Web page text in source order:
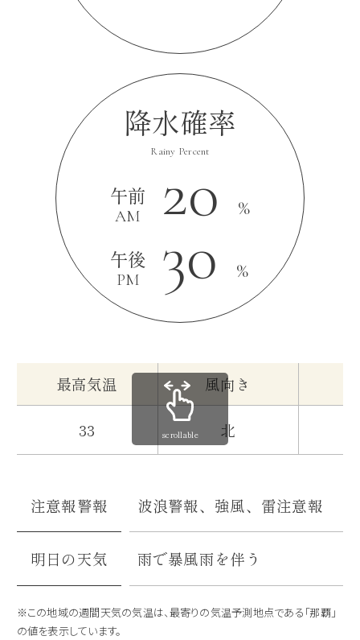
降水確率
Rainy Percent
午前
AM 20
%
午後
PM 30 %
最高気温 風向き
33 北
scrollable
注意報警報 波浪警報、強風、雷注意報
明日の天気 雨で暴風雨を伴う
※この地域の週間天気の気温は、最寄りの気温予測地点である「那覇」
の値を表示しています。